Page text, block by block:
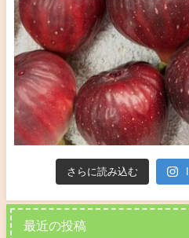
さらに読み込む
最近の投稿